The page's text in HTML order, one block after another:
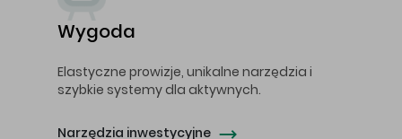
Wygoda
Elastyczne prowizje, unikalne narzędzia i
szybkie systemy dla aktywnych.
Narzędzia inwestycyjne